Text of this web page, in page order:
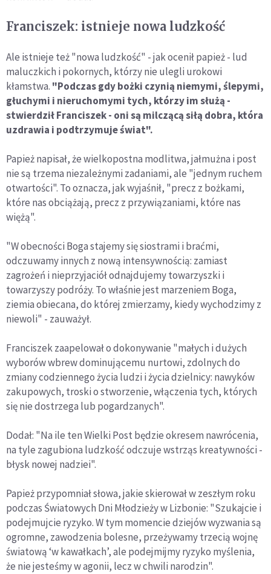
Franciszek: istnieje nowa ludzkość
Ale istnieje też "nowa ludzkość" - jak ocenił papież - lud
maluczkich i pokornych, którzy nie ulegli urokowi
kłamstwa. "Podczas gdy bożki czynią niemymi, ślepymi,
głuchymi i nieruchomymi tych, którzy im służą -
stwierdził Franciszek - oni są milczącą siłą dobra, która
uzdrawia i podtrzymuje świat".
Papież napisał, że wielkopostna modlitwa, jałmużna i post
nie są trzema niezależnymi zadaniami, ale "jednym ruchem
otwartości". To oznacza, jak wyjaśnił, "precz z bożkami,
które nas obciążają, precz z przywiązaniami, które nas
więżą".
"W obecności Boga stajemy się siostrami i braćmi,
odczuwamy innych z nową intensywnością: zamiast
zagrożeń i nieprzyjaciół odnajdujemy towarzyszki i
towarzyszy podróży. To właśnie jest marzeniem Boga,
ziemia obiecana, do której zmierzamy, kiedy wychodzimy z
niewoli" - zauważył.
Franciszek zaapelował o dokonywanie "małych i dużych
wyborów wbrew dominującemu nurtowi, zdolnych do
zmiany codziennego życia ludzi i życia dzielnicy: nawyków
zakupowych, troski o stworzenie, włączenia tych, których
się nie dostrzega lub pogardzanych".
Dodał: "Na ile ten Wielki Post będzie okresem nawrócenia,
na tyle zagubiona ludzkość odczuje wstrząs kreatywności -
błysk nowej nadziei".
Papież przypomniał słowa, jakie skierował w zeszłym roku
podczas Światowych Dni Młodzieży w Lizbonie: "Szukajcie i
podejmujcie ryzyko. W tym momencie dziejów wyzwania są
ogromne, zawodzenia bolesne, przeżywamy trzecią wojnę
światową ‘w kawałkach’, ale podejmijmy ryzyko myślenia,
że nie jesteśmy w agonii, lecz w chwili narodzin".